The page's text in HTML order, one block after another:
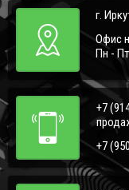
г.
Офис
Пн -
+7
+7